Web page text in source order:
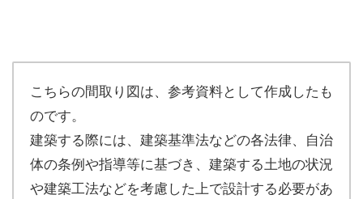
こちらの間取り図は、参考資料として作成したも
のです。
建築する際には、建築基準法などの各法律、自治
体の条例や指導等に基づき、建築する土地の状況
や建築工法などを考慮した上で設計する必要があ